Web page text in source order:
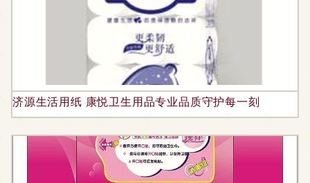
济源生活用纸 康悦卫生用品专业品质守护每一刻